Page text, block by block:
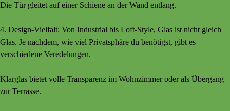
Die Tür gleitet auf einer Schiene an der Wand entlang.
4. Design-Vielfalt: Von Industrial bis Loft-Style, Glas ist nicht gleich
Glas. Je nachdem, wie viel Privatsphäre du benötigst, gibt es
verschiedene Veredelungen.
Klarglas bietet volle Transparenz im Wohnzimmer oder als Übergang
zur Terrasse.